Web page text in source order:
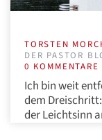
TORSTEN
DER PASTOR
0 KOMMENTARE
Ich bin weit
dem
der Leichtsinn